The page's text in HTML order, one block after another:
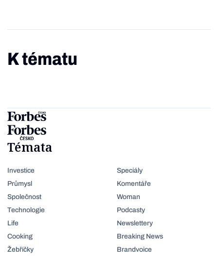
K tématu
Témata
Investice
Průmysl
Společnost
Technologie
Life
Cooking
Žebříčky
Speciály
Komentáře
Woman
Podcasty
Newslettery
Breaking News
Brandvoice